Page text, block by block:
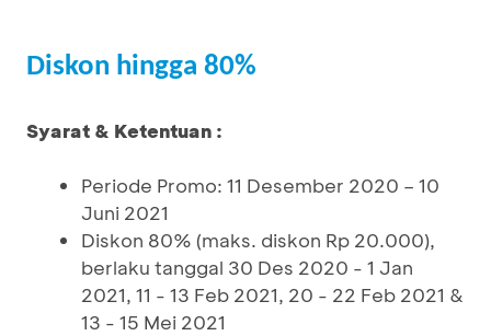
Diskon hingga 80%
Syarat & Ketentuan :
Periode Promo: 11 Desember 2020 – 10
Juni 2021
Diskon 80% (maks. diskon Rp 20.000),
berlaku tanggal 30 Des 2020 - 1 Jan
2021, 11 - 13 Feb 2021, 20 - 22 Feb 2021 &
13 - 15 Mei 2021